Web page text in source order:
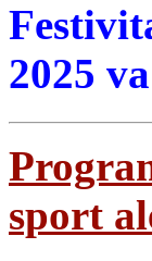
2025
sport